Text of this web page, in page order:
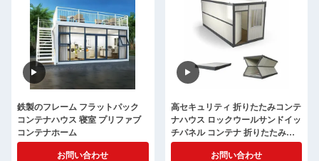
鉄製のフレーム フラットパック
コンテナハウス 寝室 プリファブ
コンテナホーム
お問い合わせ
高セキュリティ 折りたたみコンテ
ナハウス ロックウールサンドイッ
チパネル コンテナ 折りたたみ住
宅
お問い合わせ